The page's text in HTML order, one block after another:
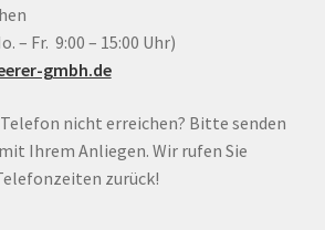
– Fr. 9:00 – 15:00 Uhr)
gmbh.de
nicht erreichen? Bitte senden
Ihrem Anliegen. Wir rufen Sie
zurück!